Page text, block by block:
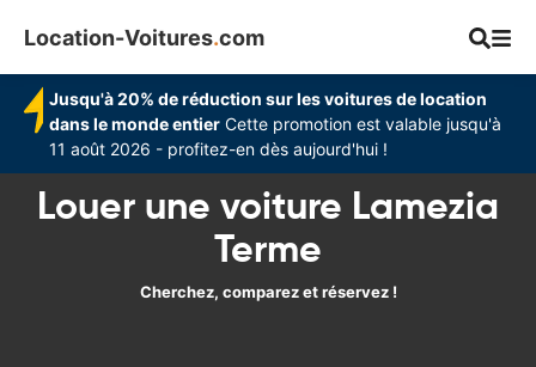
Location-Voitures.com
Jusqu'à 20% de réduction sur les voitures de location
dans le monde entier Cette promotion est valable jusqu'à
11 août 2026 - profitez-en dès aujourd'hui !
Louer une voiture Lamezia
Terme
Cherchez, comparez et réservez !